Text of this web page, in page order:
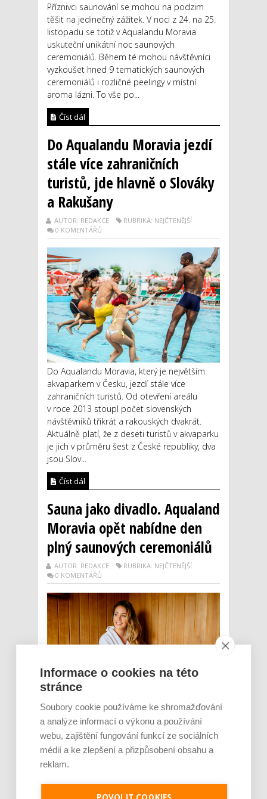
Příznivci saunování se mohou na podzim
těšit na jedinečný zážitek. V noci z 24. na 25.
listopadu se totiž v Aqualandu Moravia
uskuteční unikátní noc saunových
ceremoniálů. Během té mohou návštěvníci
vyzkoušet hned 9 tematických saunových
ceremoniálů i rozličné peelingy v místní
aroma lázni. To vše po...
Číst dál
Do Aqualandu Moravia jezdí
stále více zahraničních
turistů, jde hlavně o Slováky
a Rakušany
AUTOR: REDAKCE
RUBRIKA: NEJČTENĚJŠÍ
0 KOMENTÁŘŮ
Do Aqualandu Moravia, který je největším
akvaparkem v Česku, jezdí stále více
zahraničních turistů. Od otevření areálu
v roce 2013 stoupl počet slovenských
návštěvníků třikrát a rakouských dvakrát.
Aktuálně platí, že z deseti turistů v akvaparku
je jich v průměru šest z České republiky, dva
jsou Slov...
Číst dál
Sauna jako divadlo. Aqualand
Moravia opět nabídne den
plný saunových ceremoniálů
AUTOR: REDAKCE
RUBRIKA: NEJČTENĚJŠÍ
0 KOMENTÁŘŮ
Každým rokem nabírá saunování na stále
větší oblibě a s ním je napříč saunovými
centry a wellness středisky na vzestupu i
trend saunových ceremoniálů. Tuto
pozoruhodnou kombinaci ozdravné kúry,
vychutnávat ve wellness zóně Aqualandu
Informace o cookies na této
stránce
Soubory cookie používáme ke shromažďování
a analýze informací o výkonu a používání
webu, zajištění fungování funkcí ze sociálních
médií a ke zlepšení a přizpůsobení obsahu a
reklam.